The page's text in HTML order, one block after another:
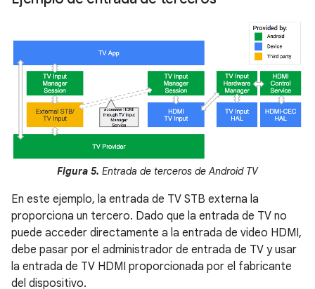
Figura 5. Entrada de terceros de Android TV
En este ejemplo, la entrada de TV STB externa la
proporciona un tercero. Dado que la entrada de TV no
puede acceder directamente a la entrada de video HDMI,
debe pasar por el administrador de entrada de TV y usar
la entrada de TV HDMI proporcionada por el fabricante
del dispositivo.